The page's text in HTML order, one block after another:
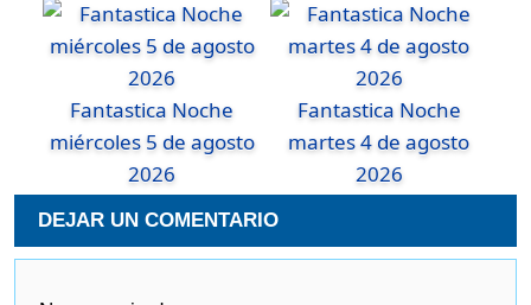
Fantastica Noche
miércoles 5 de agosto
2026
Fantastica Noche
martes 4 de agosto
2026
DEJAR UN COMENTARIO